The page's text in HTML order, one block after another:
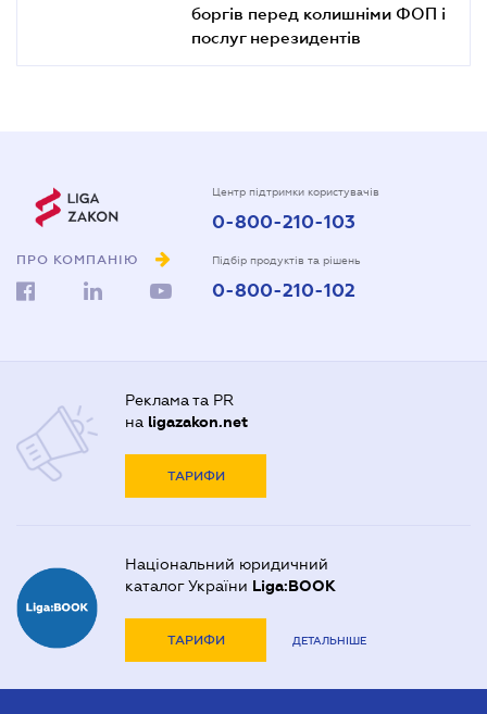
боргів перед колишніми ФОП і
послуг нерезидентів
ПРО КОМПАНІЮ
Центр підтримки користувачів
0-800-210-103
Підбір продуктів та рішень
0-800-210-102
Реклама та PR
на ligazakon.net
ТАРИФИ
Національний юридичний
каталог України Liga:BOOK
ТАРИФИ ДЕТАЛЬНІШЕ